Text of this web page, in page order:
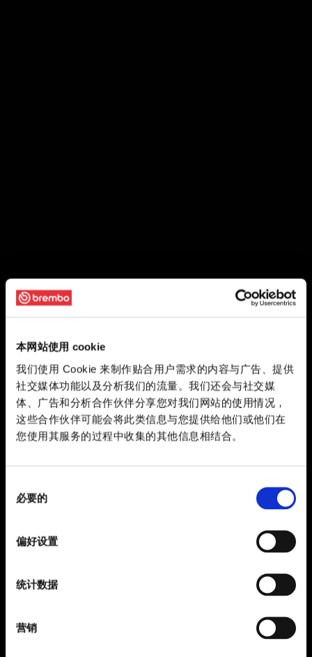
本网站使用 cookie
我们使用 Cookie 来制作贴合用户需求的内容与广告、提供
社交媒体功能以及分析我们的流量。我们还会与社交媒
体、广告和分析合作伙伴分享您对我们网站的使用情况，
这些合作伙伴可能会将此类信息与您提供给他们或他们在
您使用其服务的过程中收集的其他信息相结合。
必要的
偏好设置
统计数据
营销